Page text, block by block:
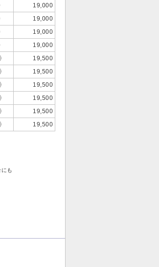
19,000
19,000
19,000
19,000
19,500
19,500
19,500
19,500
19,500
19,500
も